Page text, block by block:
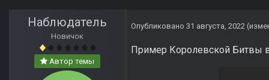
Наблюдатель
Новичок
Автор темы
Опубликовано 31 августа, 2022
Пример Королевской Битвы